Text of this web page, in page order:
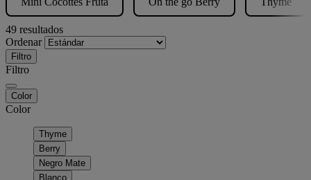
49 resultados
Ordenar
Filtro
Filtro
Color
Color
Thyme
Berry
Negro Mate
Blanco